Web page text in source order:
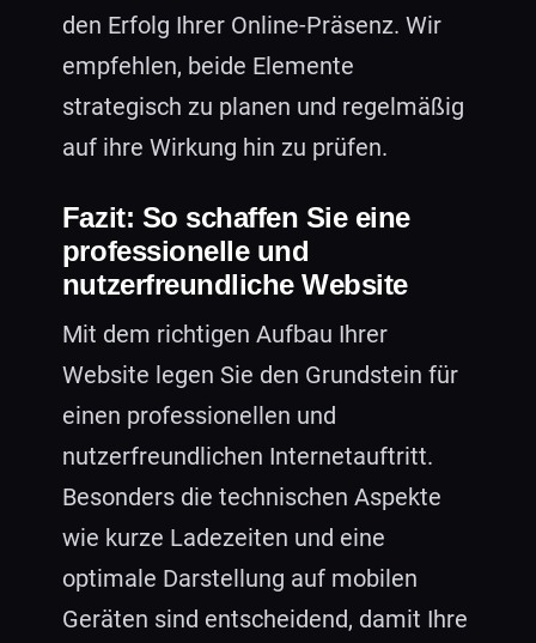
den Erfolg Ihrer Online-Präsenz. Wir
empfehlen, beide Elemente
strategisch zu planen und regelmäßig
auf ihre Wirkung hin zu prüfen.
Fazit: So schaffen Sie eine
professionelle und
nutzerfreundliche Website
Mit dem richtigen Aufbau Ihrer
Website legen Sie den Grundstein für
einen professionellen und
nutzerfreundlichen Internetauftritt.
Besonders die technischen Aspekte
wie kurze Ladezeiten und eine
optimale Darstellung auf mobilen
Geräten sind entscheidend, damit Ihre